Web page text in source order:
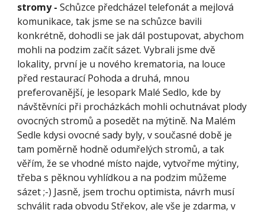
stromy - Schůzce předcházel telefonát a mejlová
komunikace, tak jsme se na schůzce bavili
konkrétně, dohodli se jak dál postupovat, abychom
mohli na podzim začít sázet. Vybrali jsme dvě
lokality, první je u nového krematoria, na louce
před restaurací Pohoda a druhá, mnou
preferovanější, je lesopark Malé Sedlo, kde by
návštěvníci při procházkách mohli ochutnávat plody
ovocných stromů a posedět na mýtině. Na Malém
Sedle kdysi ovocné sady byly, v současné době je
tam poměrně hodně odumřelých stromů, a tak
věřím, že se vhodné místo najde, vytvořme mýtiny,
třeba s pěknou vyhlídkou a na podzim můžeme
sázet ;-) Jasně, jsem trochu optimista, návrh musí
schválit rada obvodu Střekov, ale vše je zdarma, v